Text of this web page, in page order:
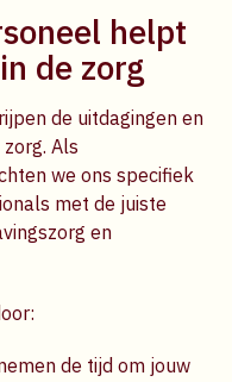
helpt
de zorg
de uitdagingen en
Als
we ons specifiek
met de juiste
en
de tijd om jouw